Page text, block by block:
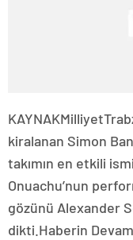
KAYNAKMilliyet
kiralanan Simon
takımın en etkili
Onuachu’nun
gözünü Alexander
dikti. Haberin